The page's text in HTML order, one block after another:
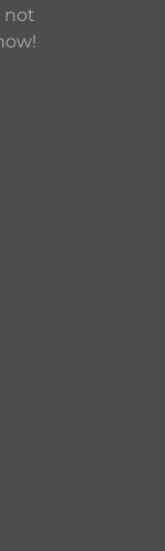
not